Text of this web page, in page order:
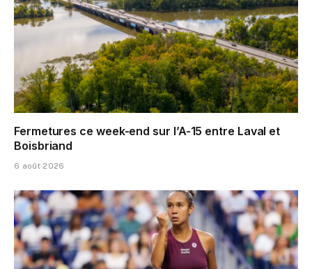
Fermetures ce week-end sur l’A-15 entre Laval et
Boisbriand
6 août 2026